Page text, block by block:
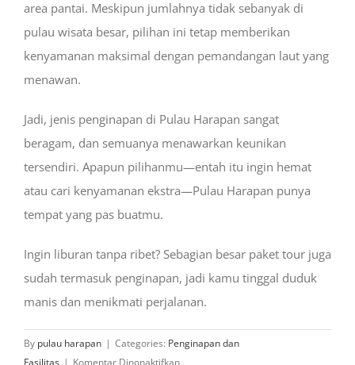
area pantai. Meskipun jumlahnya tidak sebanyak di
pulau wisata besar, pilihan ini tetap memberikan
kenyamanan maksimal dengan pemandangan laut yang
menawan.
Jadi, jenis penginapan di Pulau Harapan sangat
beragam, dan semuanya menawarkan keunikan
tersendiri. Apapun pilihanmu—entah itu ingin hemat
atau cari kenyamanan ekstra—Pulau Harapan punya
tempat yang pas buatmu.
Ingin liburan tanpa ribet? Sebagian besar paket tour juga
sudah termasuk penginapan, jadi kamu tinggal duduk
manis dan menikmati perjalanan.
By pulau harapan | Categories: Penginapan dan
Fasilitas | Komentar Dinonaktifkanpada